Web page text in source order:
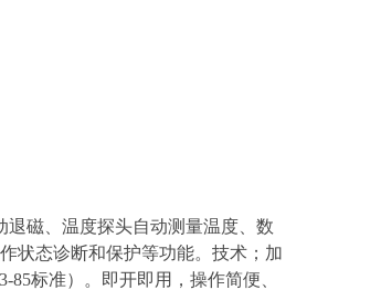
磁、温度探头自动测量温度、数
状态诊断和保护等功能。技术；加
标准）。即开即用，操作简便、